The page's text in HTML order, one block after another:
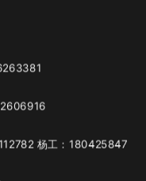
杨工：18042584725